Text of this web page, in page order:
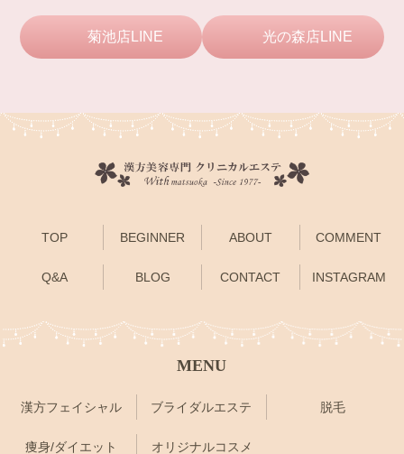
菊池店LINE 光の森店LINE
TOP BEGINNER ABOUT COMMENT
Q&A BLOG CONTACT INSTAGRAM
MENU
漢方フェイシャル ブライダルエステ 脱毛
痩身/ダイエット オリジナルコスメ